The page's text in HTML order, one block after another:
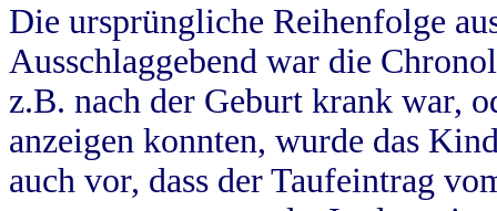
Die ursprüngliche Reihenfolge
Ausschlaggebend war die
z.B. nach der Geburt krank war,
anzeigen konnten, wurde das
auch vor, dass der Taufeintrag